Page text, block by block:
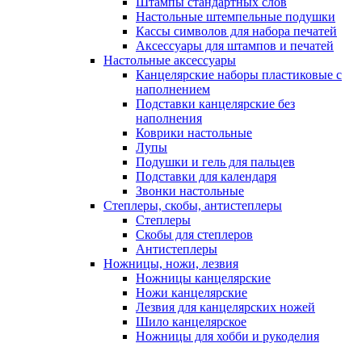
Настольные штемпельные подушки
Кассы символов для набора печатей
Аксессуары для штампов и печатей
Настольные аксессуары
Канцелярские наборы пластиковые с
наполнением
Подставки канцелярские без
наполнения
Коврики настольные
Лупы
Подушки и гель для пальцев
Подставки для календаря
Звонки настольные
Степлеры, скобы, антистеплеры
Степлеры
Скобы для степлеров
Антистеплеры
Ножницы, ножи, лезвия
Ножницы канцелярские
Ножи канцелярские
Лезвия для канцелярских ножей
Шило канцелярское
Ножницы для хобби и рукоделия